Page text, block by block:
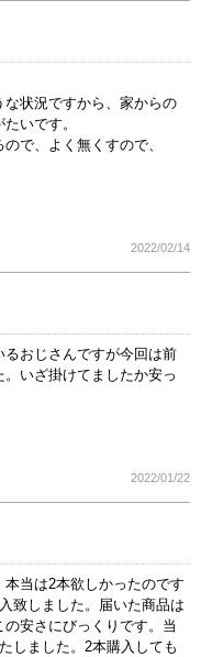
状況ですから、家からの
いです。
で、よく無くすので、
2022/02/14
おじさんですが今回は前
いざ掛けてましたか安っ
2022/01/22
当は2本欲しかったのです
致しました。届いた商品は
安さにびっくりです。当
しました。2本購入しても